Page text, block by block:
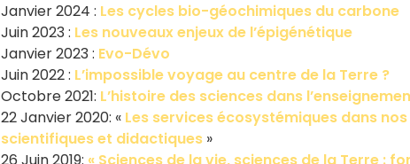
Janvier 2024 : Les cycles bio-géochimiques du carbone
Juin 2023 : Les nouveaux enjeux de l’épigénétique
Janvier 2023 : Evo-Dévo
Juin 2022 : L’impossible voyage au centre de la Terre ?
Octobre 2021: L’histoire des sciences dans
22 Janvier 2020: « Les services écosystémiques dans
scientifiques et didactiques »